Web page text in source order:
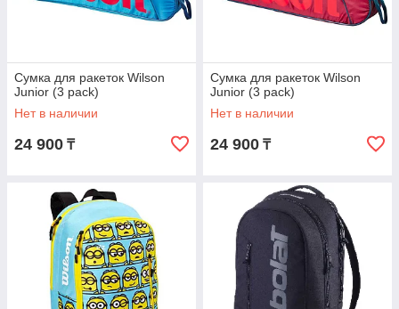
Сумка для ракеток Wilson
Junior (3 pack)
Нет в наличии
24 900 ₸
Сумка для ракеток Wilson
Junior (3 pack)
Нет в наличии
24 900 ₸